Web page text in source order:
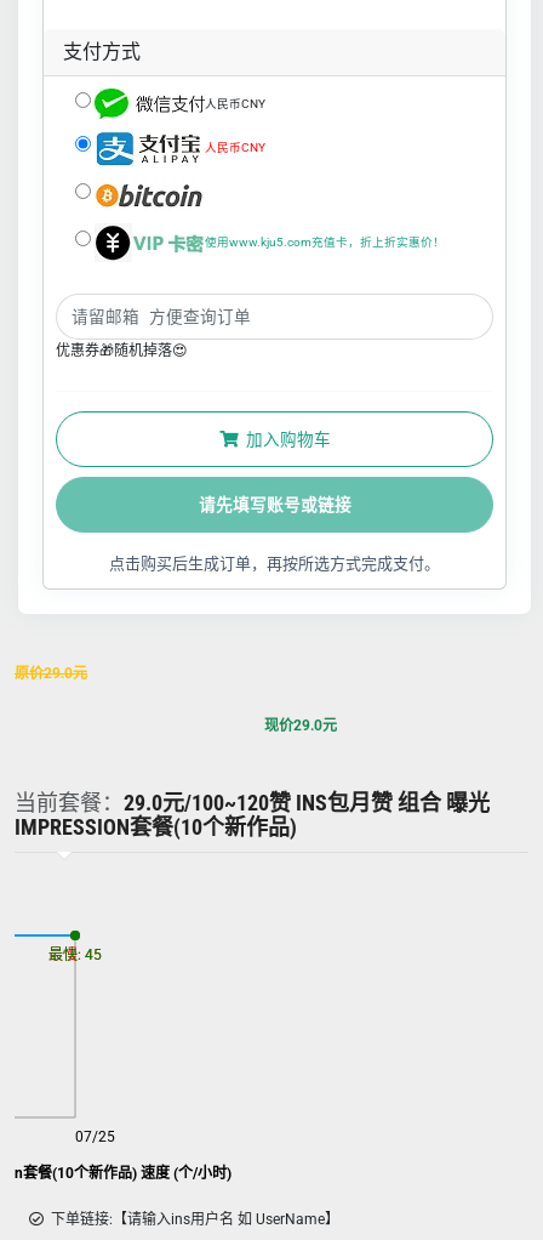
支付方式
人民币CNY
人民币CNY
使用www.kju5.com充值卡，折上折实惠价！
优惠券🎁随机掉落😍
加入购物车
请先填写账号或链接
点击购买后生成订单，再按所选方式完成支付。
原价29.0元
现价29.0元
当前套餐： 29.0元/100~120赞 INS包月赞 组合 曝光
IMPRESSION套餐(10个新作品)
套餐(10个新作品) 速度 (个/小时)
07/25
最慢: 45
最快: 45
下单链接:【请输入ins用户名 如 UserName】